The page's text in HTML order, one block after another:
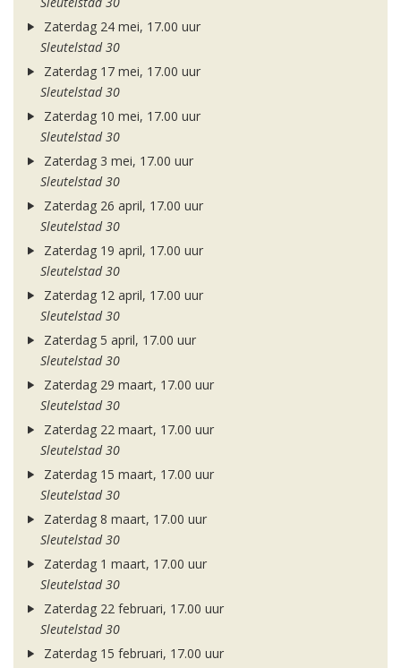
Zaterdag 24 mei, 17.00 uur
Sleutelstad 30
Zaterdag 17 mei, 17.00 uur
Sleutelstad 30
Zaterdag 10 mei, 17.00 uur
Sleutelstad 30
Zaterdag 3 mei, 17.00 uur
Sleutelstad 30
Zaterdag 26 april, 17.00 uur
Sleutelstad 30
Zaterdag 19 april, 17.00 uur
Sleutelstad 30
Zaterdag 12 april, 17.00 uur
Sleutelstad 30
Zaterdag 5 april, 17.00 uur
Sleutelstad 30
Zaterdag 29 maart, 17.00 uur
Sleutelstad 30
Zaterdag 22 maart, 17.00 uur
Sleutelstad 30
Zaterdag 15 maart, 17.00 uur
Sleutelstad 30
Zaterdag 8 maart, 17.00 uur
Sleutelstad 30
Zaterdag 1 maart, 17.00 uur
Sleutelstad 30
Zaterdag 22 februari, 17.00 uur
Sleutelstad 30
Zaterdag 15 februari, 17.00 uur